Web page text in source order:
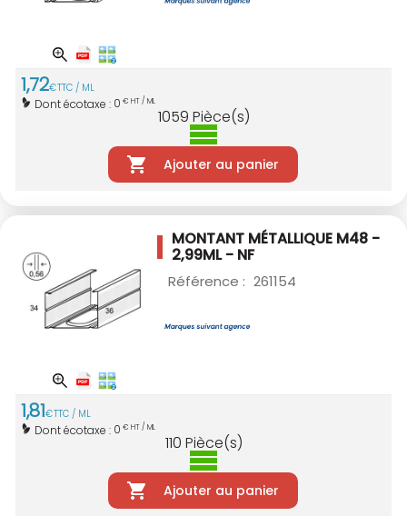
1,72€TTC / ML
Dont écotaxe : 0 € HT / ML
1059 Pièce(s)
Ajouter au panier
MONTANT MÉTALLIQUE M48 -
2,99ML - NF
Référence : 261154
1,81€TTC / ML
Dont écotaxe : 0 € HT / ML
110 Pièce(s)
Ajouter au panier